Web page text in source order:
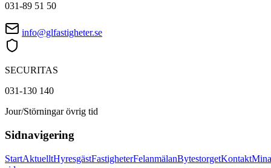
031-89 51 50
info@glfastigheter.se
SECURITAS
031-130 140
Jour/Störningar övrig tid
Sidnavigering
StartAktuelltHyresgästFastigheterFelanmälanBytestorgetKontaktMina